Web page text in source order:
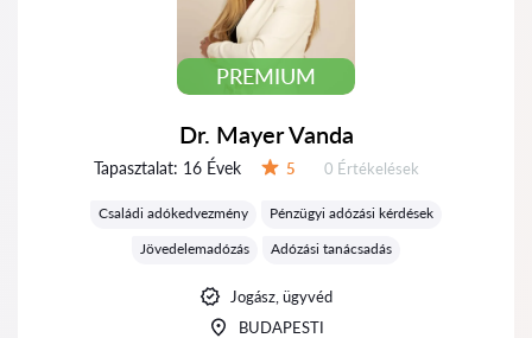
PREMIUM
Dr. Mayer Vanda
Tapasztalat: 16 Évek 5 Értékelések:
0 Értékelések
Családi adókedvezmény
Pénzügyi adózási kérdések
Jövedelemadózás
Adózási tanácsadás
Jogász, ügyvéd
BUDAPESTI